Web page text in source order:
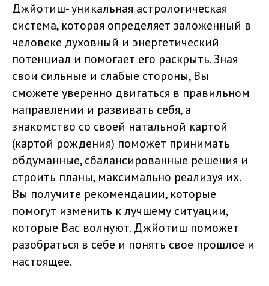
Джйотиш- уникальная астрологическая
система, которая определяет заложенный в
человеке духовный и энергетический
потенциал и помогает его раскрыть. Зная
свои сильные и слабые стороны, Вы
сможете уверенно двигаться в правильном
направлении и развивать себя, а
знакомство со своей натальной картой
(картой рождения) поможет принимать
обдуманные, сбалансированные решения и
строить планы, максимально реализуя их.
Вы получите рекомендации, которые
помогут изменить к лучшему ситуации,
которые Вас волнуют. Джйотиш поможет
разобраться в себе и понять свое прошлое и
настоящее.